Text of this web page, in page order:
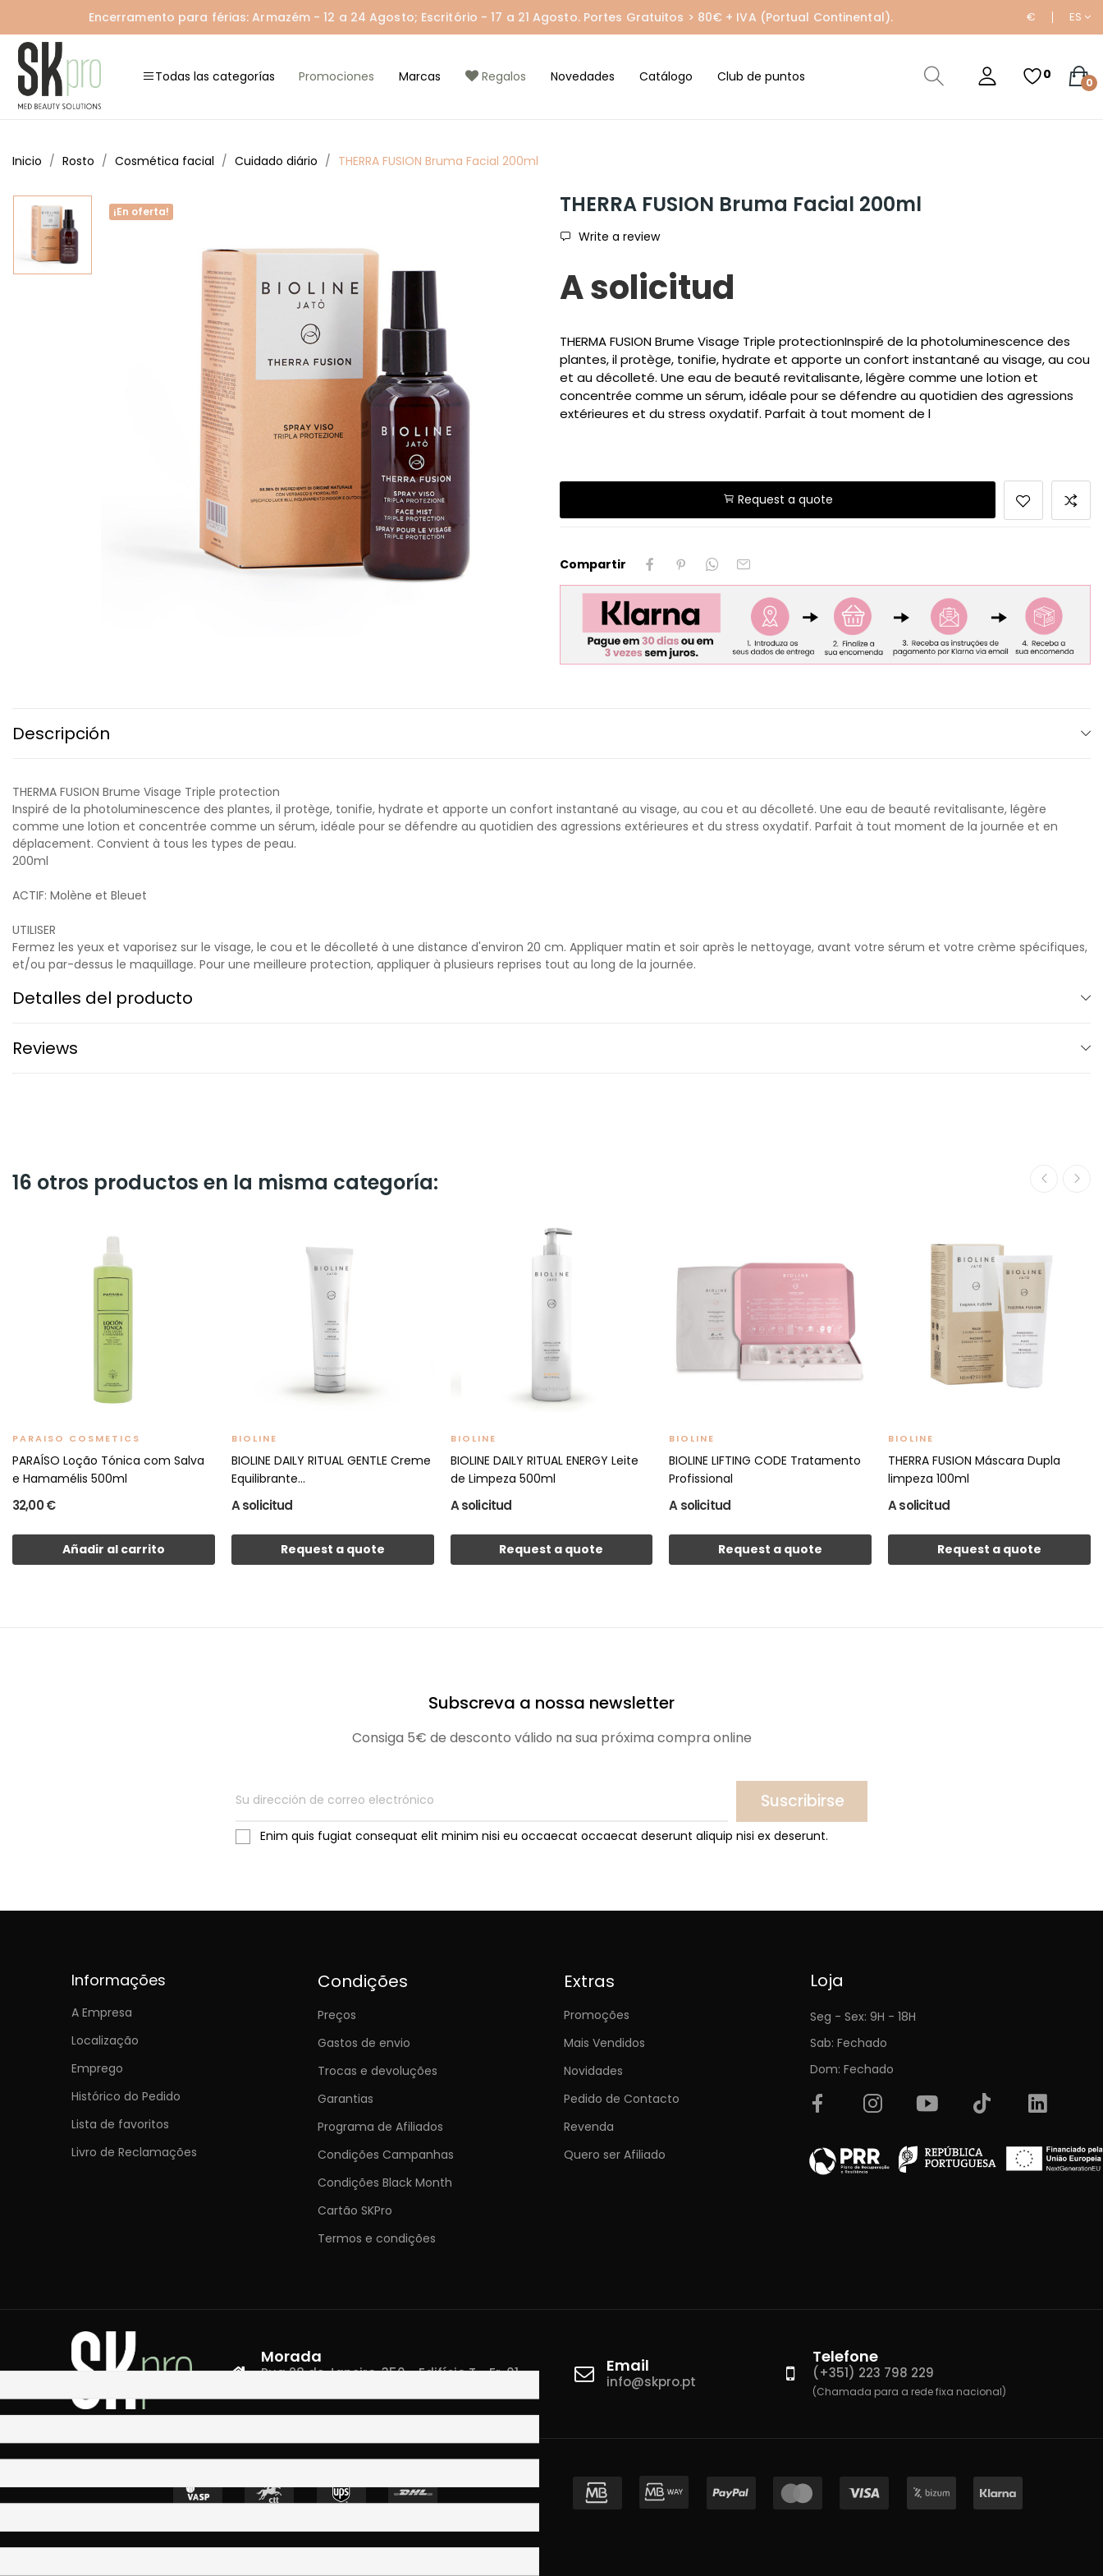
Encerramento para férias: Armazém - 12 a 24 Agosto; Escritório - 17 a 21 Agosto. Portes Gratuitos > 80€ + IVA (Portual Continental). € ES
Todas las categorías Promociones Marcas Regalos Novedades Catálogo Club de puntos 0
0
Inicio Rosto Cosmética facial Cuidado diário THERRA FUSION Bruma Facial 200ml
¡En oferta! THERRA FUSION Bruma Facial 200ml
Write a review
A solicitud
THERMA FUSION Brume Visage Triple protectionInspiré de la photoluminescence des
plantes, il protège, tonifie, hydrate et apporte un confort instantané au visage, au cou
et au décolleté. Une eau de beauté revitalisante, légère comme une lotion et
concentrée comme un sérum, idéale pour se défendre au quotidien des agressions
extérieures et du stress oxydatif. Parfait à tout moment de l
Request a quote
Compartir
Descripción
THERMA FUSION Brume Visage Triple protection
Inspiré de la photoluminescence des plantes, il protège, tonifie, hydrate et apporte un confort instantané au visage, au cou et au décolleté. Une eau de beauté revitalisante, légère
comme une lotion et concentrée comme un sérum, idéale pour se défendre au quotidien des agressions extérieures et du stress oxydatif. Parfait à tout moment de la journée et en
déplacement. Convient à tous les types de peau.
200ml
ACTIF: Molène et Bleuet
UTILISER
Fermez les yeux et vaporisez sur le visage, le cou et le décolleté à une distance d'environ 20 cm. Appliquer matin et soir après le nettoyage, avant votre sérum et votre crème spécifiques,
et/ou par-dessus le maquillage. Pour une meilleure protection, appliquer à plusieurs reprises tout au long de la journée.
Detalles del producto
Reviews
16 otros productos en la misma categoría:
PARAISO COSMETICS
PARAÍSO Loção Tónica com Salva
e Hamamélis 500ml
32,00 €
Añadir al carrito
BIOLINE
BIOLINE DAILY RITUAL GENTLE Creme
Equilibrante...
A solicitud
Request a quote
BIOLINE
BIOLINE DAILY RITUAL ENERGY Leite
de Limpeza 500ml
A solicitud
Request a quote
BIOLINE
BIOLINE LIFTING CODE Tratamento
Profissional
A solicitud
Request a quote
BIOLINE
THERRA FUSION Máscara Dupla
limpeza 100ml
A solicitud
Request a quote
Subscreva a nossa newsletter
Consiga 5€ de desconto válido na sua próxima compra online
Suscribirse
Enim quis fugiat consequat elit minim nisi eu occaecat occaecat deserunt aliquip nisi ex deserunt.
Informações
A Empresa
Localização
Emprego
Histórico do Pedido
Lista de favoritos
Livro de Reclamações
Condições
Preços
Gastos de envio
Trocas e devoluções
Garantias
Programa de Afiliados
Condições Campanhas
Condições Black Month
Cartão SKPro
Termos e condições
Extras
Promoções
Mais Vendidos
Novidades
Pedido de Contacto
Revenda
Quero ser Afiliado
Loja
Seg - Sex: 9H - 18H
Sab: Fechado
Dom: Fechado
Morada
Rua 28 de Janeiro, 350 - Edifício T - Fr. 01
Email
info@skpro.pt
Telefone
(+351) 223 798 229
(Chamada para a rede fixa nacional)